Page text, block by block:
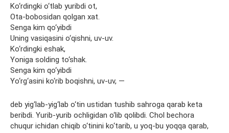
Ko‘rdingki o‘tlab yuribdi ot,
Ota-bobosidan qolgan xat.
Senga kim qo‘yibdi
Uning vasiqasini o‘qishni, uv-uv.
Ko‘rdingki eshak,
Yoniga solding to‘shak.
Senga kim qo‘yibdi
Yo‘rg‘asini ko‘rib boqishni, uv-uv, —
deb yig‘lab-yig‘lab o‘tin ustidan tushib sahroga qarab keta
beribdi. Yurib-yurib ochligidan o‘lib qolibdi. Chol bechora
chuqur ichidan chiqib o‘tinini ko‘tarib, u yoq-bu yoqqa qarab,